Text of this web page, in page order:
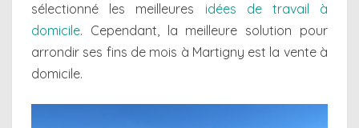
sélectionné les meilleures idées de travail à
domicile. Cependant, la meilleure solution pour
arrondir ses fins de mois à Martigny est la vente à
domicile.